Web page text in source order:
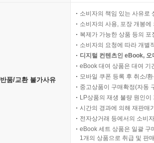
반품/교환 불가사유
소비자의 책임 있는 사유로
소비자의 사용, 포장 개봉
복제가 가능한 상품 등의
소비자의 요청에 따라 개별
디지털 컨텐츠인 eBook,
eBook 대여 상품은 대여 기
모바일 쿠폰 등록 후 취소/
중고상품이 구매확정(자동
LP상품의 재생 불량 원인
시간의 경과에 의해 재판매
전자상거래 등에서의 소비
eBook 세트 상품은 일괄 구
1개의 상품으로 취급 및 판